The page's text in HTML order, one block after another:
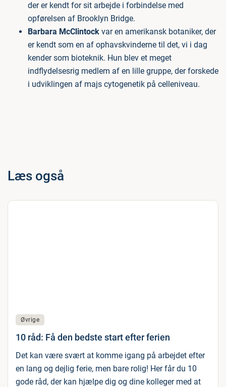
der er kendt for sit arbejde i forbindelse med
opførelsen af Brooklyn Bridge.
Barbara McClintock var en amerikansk botaniker, der
er kendt som en af ophavskvinderne til det, vi i dag
kender som bioteknik. Hun blev et meget
indflydelsesrig medlem af en lille gruppe, der forskede
i udviklingen af majs cytogenetik på celleniveau.
Læs også
Øvrige
10 råd: Få den bedste start efter ferien
Det kan være svært at komme igang på arbejdet efter
en lang og dejlig ferie, men bare rolig! Her får du 10
gode råd, der kan hjælpe dig og dine kolleger med at